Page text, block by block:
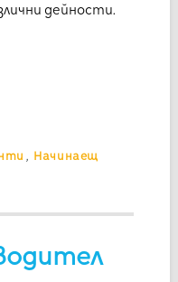
дейности.
, Начинаещ